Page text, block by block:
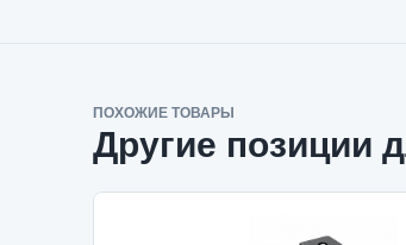
ПОХОЖИЕ ТОВАРЫ
Другие позиции